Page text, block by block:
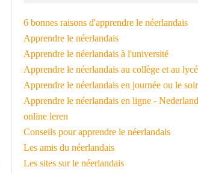
6 bonnes raisons d'apprendre le néerlandais
Apprendre le néerlandais
Apprendre le néerlandais à l'université
Apprendre le néerlandais au collège et au
Apprendre le néerlandais en journée ou le soir
Apprendre le néerlandais en ligne -
online leren
Conseils pour apprendre le néerlandais
Les amis du néerlandais
Les sites sur le néerlandais